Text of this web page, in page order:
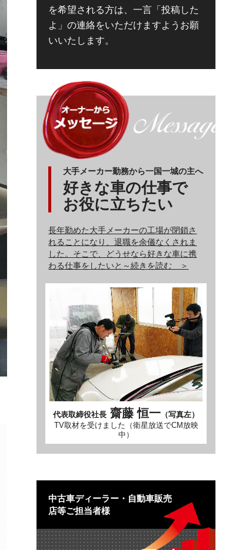
を希望される方は、一言「投稿した
よ」の連絡をいただけますようお願
いいたします。
大手メーカー勤務から一国一城の主へ
好きな車の仕事で
お役に立ちたい
長年勤めた大手メーカーの工場が閉鎖さ
れることになり、退職を余儀なくされま
した。そこで、どうせなら好きな車に携
わる仕事をしたいと～続きを読む ＞
代表取締役社長 齋藤 恒一 （写真左）
TV取材を受けました（衛星放送でCM放映
中）
中古車ディーラー・自動車販売
店等ご担当者様